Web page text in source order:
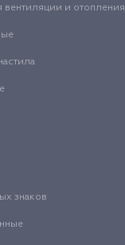
и отопления
знаков